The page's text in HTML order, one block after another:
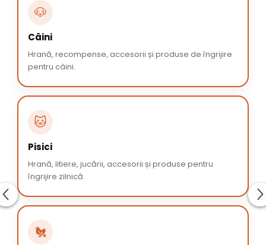
🐶
Câini
Hrană, recompense, accesorii și produse de îngrijire
pentru câini.
🐱
Pisici
Hrană, litiere, jucării, accesorii și produse pentru
îngrijire zilnică.
🐔